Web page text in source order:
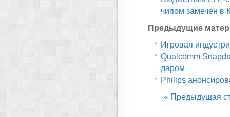
чипом замечен в
Предыдущие
Игровая
Qualcomm
даром
Philips
« Предыдущая